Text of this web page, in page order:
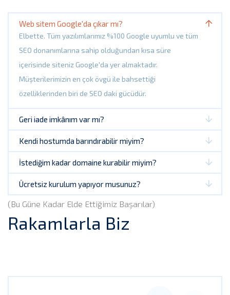
Web sitem Google'da çıkar mı?
Elbette. Tüm yazılımlarımız %100 Google uyumlu ve tüm
SEO donanımlarına sahip olduğundan kısa süre
içerisinde siteniz Google'da yer almaktadır.
Müşterilerimizin en çok övgü ile bahsettiği
özelliklerinden biri de SEO daki gücüdür.
Geri iade imkânım var mı?
Kendi hostumda barındırabilir miyim?
İstediğim kadar domaine kurabilir miyim?
Ücretsiz kurulum yapıyor musunuz?
(Bu Güne Kadar Elde Ettiğimiz Başarılar)
Rakamlarla Biz